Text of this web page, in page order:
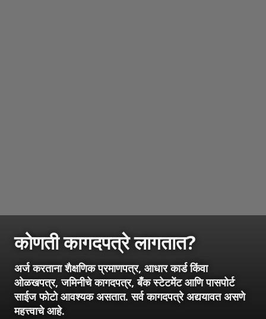
कोणती कागदपत्रे लागतात?
अर्ज करताना शैक्षणिक प्रमाणपत्र, आधार कार्ड किंवा
ओळखपत्र, जमिनीचे कागदपत्र, बँक स्टेटमेंट आणि पासपोर्ट
साईज फोटो आवश्यक असतात. सर्व कागदपत्रे अद्ययावत असणे
महत्त्वाचे आहे.